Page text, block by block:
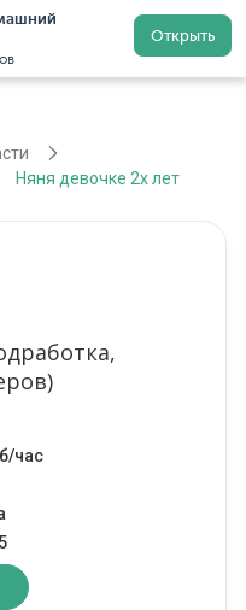
Открыть
Регистрация
Няня девочке 2х лет
час